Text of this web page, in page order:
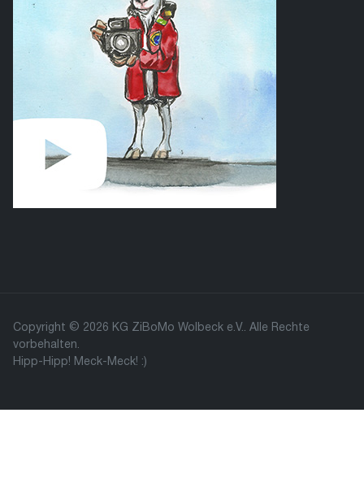
Copyright © 2026 KG ZiBoMo Wolbeck e.V.. Alle Rechte
vorbehalten.
Hipp-Hipp! Meck-Meck! :)